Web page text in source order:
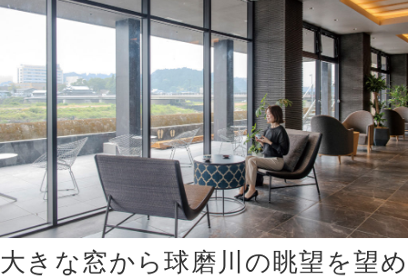
大きな窓から球磨川の眺望を望め